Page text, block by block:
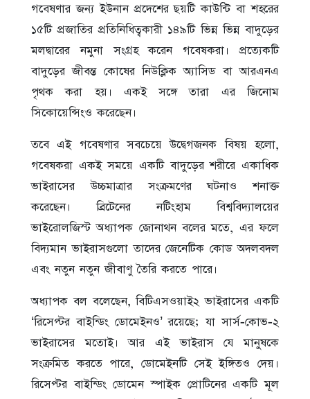
গবেষণার জন্য ইউনান প্রদেশের ছয়টি কাউন্টি বা শহরের
১৫টি প্রজাতির প্রতিনিধিত্বকারী ১৪৯টি ভিন্ন ভিন্ন বাদুড়ের
মলদ্বারের নমুনা সংগ্রহ করেন গবেষকরা। প্রত্যেকটি
বাদুড়ের জীবন্ত কোষের নিউক্লিক অ্যাসিড বা আরএনএ
পৃথক করা হয়। একই সঙ্গে তারা এর জিনোম
সিকোয়েন্সিংও করেছেন।
তবে এই গবেষণার সবচেয়ে উদ্বেগজনক বিষয় হলো,
গবেষকরা একই সময়ে একটি বাদুড়ের শরীরে একাধিক
ভাইরাসের উচ্চমাত্রার সংক্রমণের ঘটনাও শনাক্ত
করেছেন। ব্রিটেনের নটিংহাম বিশ্ববিদ্যালয়ের
ভাইরোলজিস্ট অধ্যাপক জোনাথন বলের মতে, এর ফলে
বিদ্যমান ভাইরাসগুলো তাদের জেনেটিক কোড অদলবদল
এবং নতুন নতুন জীবাণু তৈরি করতে পারে।
অধ্যাপক বল বলেছেন, বিটিএসওয়াই২ ভাইরাসের একটি
‘রিসেপ্টর বাইন্ডিং ডোমেইনও’ রয়েছে; যা সার্স-কোভ-২
ভাইরাসের মতোই। আর এই ভাইরাস যে মানুষকে
সংক্রমিত করতে পারে, ডোমেইনটি সেই ইঙ্গিতও দেয়।
রিসেপ্টর বাইন্ডিং ডোমেন স্পাইক প্রোটিনের একটি মূল